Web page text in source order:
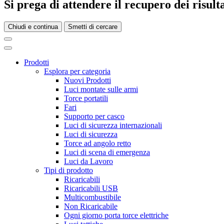
Si prega di attendere il recupero dei
Chiudi e continua Smetti di cercare
Prodotti
Esplora per categoria
Nuovi Prodotti
Luci montate sulle armi
Torce portatili
Fari
Supporto per casco
Luci di sicurezza internazionali
Luci di sicurezza
Torce ad angolo retto
Luci di scena di emergenza
Luci da Lavoro
Tipi di prodotto
Ricaricabili
Ricaricabili USB
Multicombustibile
Non Ricaricabile
Ogni giorno porta torce elettriche